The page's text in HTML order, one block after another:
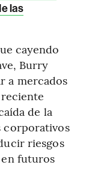
las
cayendo
Burry
a mercados
de la
corporativos
riesgos
futuros